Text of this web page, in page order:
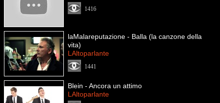
1416
laMalareputazione - Balla (la canzone della
vita)
LAltoparlante
1441
Blein - Ancora un attimo
LAltoparlante